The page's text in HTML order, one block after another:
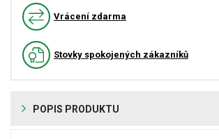
Vrácení zdarma
Stovky spokojených zákazníků
POPIS PRODUKTU